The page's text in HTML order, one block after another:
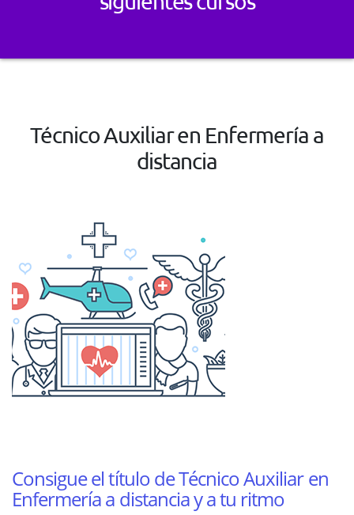
Técnico Auxiliar en Enfermería a
distancia
Consigue el título de Técnico Auxiliar en
Enfermería a distancia y a tu ritmo